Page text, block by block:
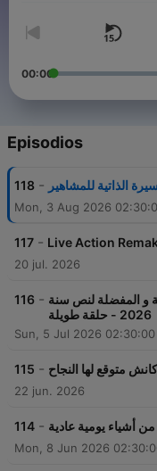
a lot of Spoilers. New
00:00
Episodios
118 - الذاتية للمشاهير
Mon, 3 Aug 2026
117 -
20 jul. 2026
116 - و المفضلة لنص سنة
2026 - حلقة طويلة
Sun, 5 Jul 2026
115 - متوقع لها النجاح
22 jun. 2026
114 - من أشياء يومية عادية
Mon, 8 Jun 2026